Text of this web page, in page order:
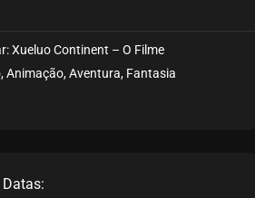
Xueluo Continent – O Filme
Animação, Aventura, Fantasia